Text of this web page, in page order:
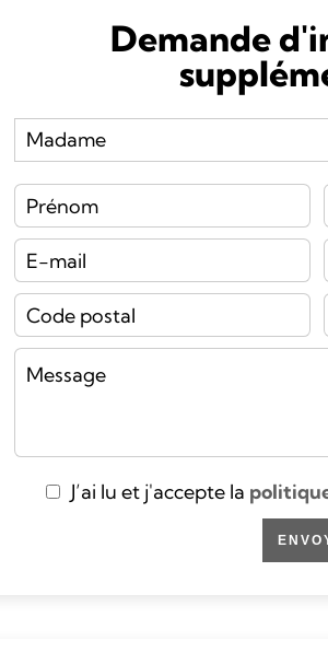
Demande
J’ai lu et j'accepte la